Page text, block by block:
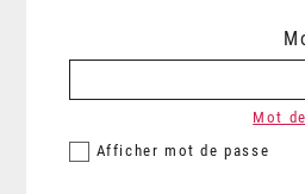
Afficher mot de passe
Mot